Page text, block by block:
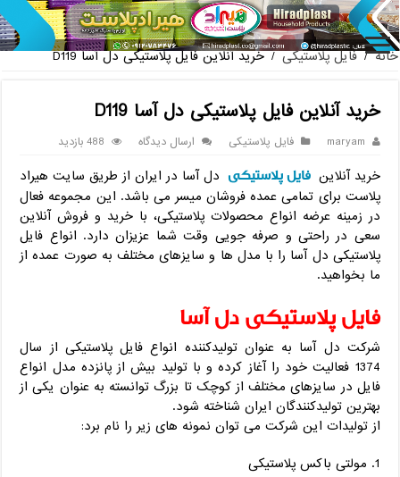
پخش عمده صندلی پلاستیکی دسته
خانه / فایل پلاستیکی / خرید آنلاین فایل پلاستیکی دل آسا D119
خرید آنلاین فایل پلاستیکی دل آسا D119
maryam فایل پلاستیکی ارسال دیدگاه 488 بازدید
خرید آنلاین فایل پلاستیکی دل آسا در ایران از طریق سایت هیراد
پلاست برای تمامی عمده فروشان میسر می باشد. این مجموعه فعال
در زمینه عرضه انواع محصولات پلاستیکی، با خرید و فروش آنلاین
سعی در راحتی و صرفه جویی وقت شما عزیزان دارد. انواع فایل
پلاستیکی دل آسا را با مدل ها و سایزهای مختلف به صورت عمده از
ما بخواهید.
فایل پلاستیکی دل آسا
شرکت دل آسا به عنوان تولیدکننده انواع فایل پلاستیکی از سال
1374 فعالیت خود را آغاز کرده و با تولید بیش از پانزده مدل انواع
فایل در سایزهای مختلف از کوچک تا بزرگ توانسته به عنوان یکی از
بهترین تولیدکنندگان ایران شناخته شود.
از تولیدات این شرکت می توان نمونه های زیر را نام برد:
مولتی باکس پلاستیکی